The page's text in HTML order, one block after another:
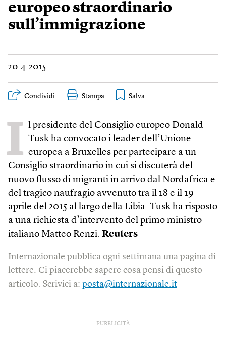
europeo straordinario
sull’immigrazione
20.4.2015
Condividi Stampa
I l presidente del Consiglio europeo Donald
Tusk ha convocato i leader dell’Unione
europea a Bruxelles per partecipare a un
Consiglio straordinario in cui si discuterà del
nuovo flusso di migranti in arrivo dal Nordafrica e
del tragico naufragio avvenuto tra il 18 e il 19
aprile del 2015 al largo della Libia. Tusk ha risposto
a una richiesta d’intervento del primo ministro
italiano Matteo Renzi. Reuters
Internazionale pubblica ogni settimana una pagina di
lettere. Ci piacerebbe sapere cosa pensi di questo
articolo. Scrivici a: posta@internazionale.it
PUBBLICITÀ